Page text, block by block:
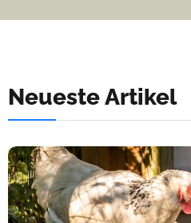
Neueste Artikel